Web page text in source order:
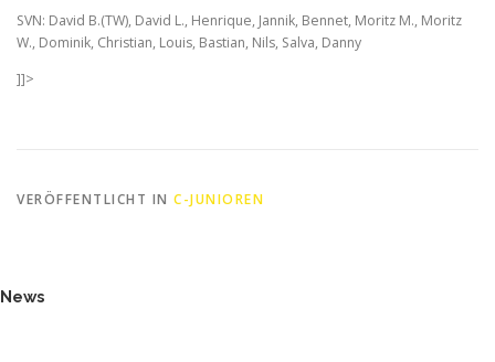
SVN: David B.(TW), David L., Henrique, Jannik, Bennet, Moritz M., Moritz
W., Dominik, Christian, Louis, Bastian, Nils, Salva, Danny
]]>
VERÖFFENTLICHT IN C-JUNIOREN
News